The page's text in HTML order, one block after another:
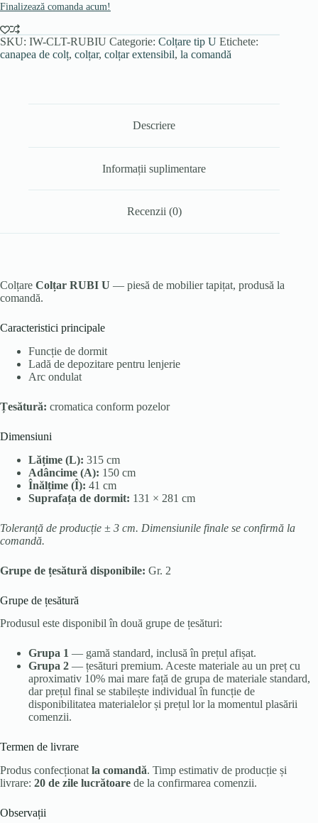
Finalizează comanda acum!
SKU: IW-CLT-RUBIU Categorie: Colțare tip U Etichete:
canapea de colț, colțar, colțar extensibil, la comandă
Descriere
Informații suplimentare
Recenzii (0)
Colțare Colțar RUBI U — piesă de mobilier tapițat, produsă la
comandă.
Caracteristici principale
Funcție de dormit
Ladă de depozitare pentru lenjerie
Arc ondulat
Țesătură: cromatica conform pozelor
Dimensiuni
Lățime (L): 315 cm
Adâncime (A): 150 cm
Înălțime (Î): 41 cm
Suprafața de dormit: 131 × 281 cm
Toleranță de producție ± 3 cm. Dimensiunile finale se confirmă la
comandă.
Grupe de țesătură disponibile: Gr. 2
Grupe de țesătură
Produsul este disponibil în două grupe de țesături:
Grupa 1 — gamă standard, inclusă în prețul afișat.
Grupa 2 — țesături premium. Aceste materiale au un preț cu
aproximativ 10% mai mare față de grupa de materiale standard,
dar prețul final se stabilește individual în funcție de
disponibilitatea materialelor și prețul lor la momentul plasării
comenzii.
Termen de livrare
Produs confecționat la comandă. Timp estimativ de producție și
livrare: 20 de zile lucrătoare de la confirmarea comenzii.
Observații